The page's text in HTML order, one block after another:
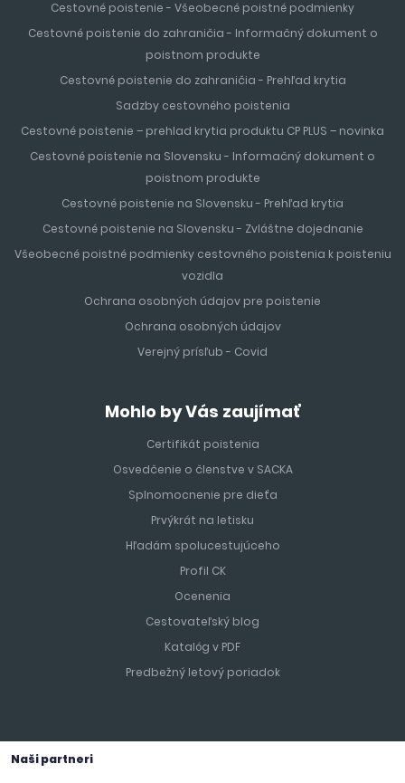
Cestovné poistenie - Všeobecné poistné podmienky
Cestovné poistenie do zahraničia - Informačný dokument o
poistnom produkte
Cestovné poistenie do zahraničia - Prehľad krytia
Sadzby cestovného poistenia
Cestovné poistenie – prehlad krytia produktu CP PLUS – novinka
Cestovné poistenie na Slovensku - Informačný dokument o
poistnom produkte
Cestovné poistenie na Slovensku - Prehľad krytia
Cestovné poistenie na Slovensku - Zvláštne dojednanie
Všeobecné poistné podmienky cestovného poistenia k poisteniu
vozidla
Ochrana osobných údajov pre poistenie
Ochrana osobných údajov
Verejný prísľub - Covid
Mohlo by Vás zaujímať
Certifikát poistenia
Osvedčenie o členstve v SACKA
Splnomocnenie pre dieťa
Prvýkrát na letisku
Hľadám spolucestujúceho
Profil CK
Ocenenia
Cestovateľský blog
Katalóg v PDF
Predbežný letový poriadok
Naši partneri